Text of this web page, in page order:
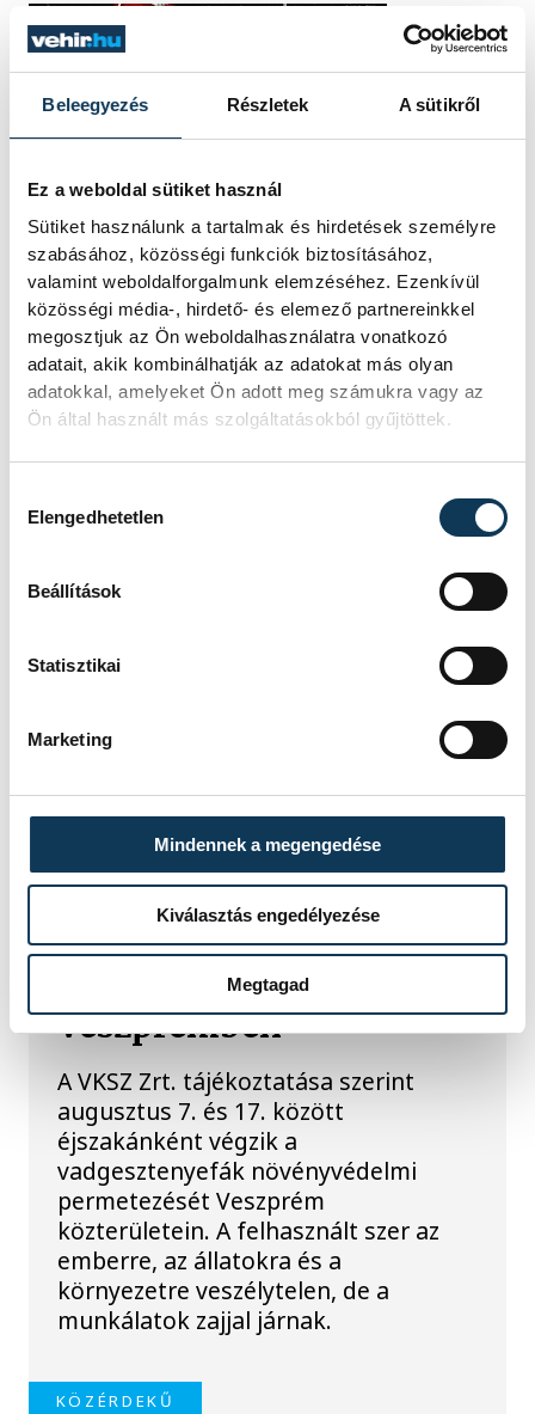
Beleegyezés Részletek A sütikről
Ez a weboldal sütiket használ
Sütiket használunk a tartalmak és hirdetések személyre
szabásához, közösségi funkciók biztosításához,
valamint weboldalforgalmunk elemzéséhez. Ezenkívül
közösségi média-, hirdető- és elemező partnereinkkel
megosztjuk az Ön weboldalhasználatra vonatkozó
adatait, akik kombinálhatják az adatokat más olyan
adatokkal, amelyeket Ön adott meg számukra vagy az
Ön által használt más szolgáltatásokból gyűjtöttek.
Elengedhetetlen
Beállítások
Statisztikai
Marketing
Mindennek a megengedése
Kiválasztás engedélyezése
Megtagad
TOVÁBBI CIKKEK
Ismét permetezik a
vadgesztenyefákat
Veszprémben
A VKSZ Zrt. tájékoztatása szerint
augusztus 7. és 17. között
éjszakánként végzik a
vadgesztenyefák növényvédelmi
permetezését Veszprém
közterületein. A felhasznált szer az
emberre, az állatokra és a
környezetre veszélytelen, de a
munkálatok zajjal járnak.
KÖZÉRDEKŰ